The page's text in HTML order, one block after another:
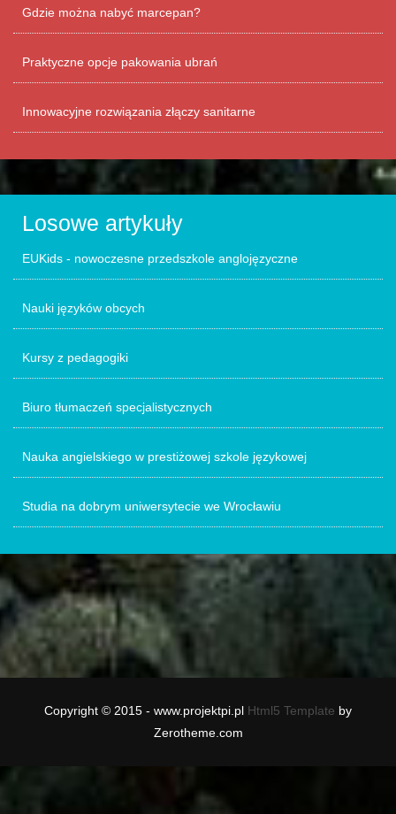
Gdzie można nabyć marcepan?
Praktyczne opcje pakowania ubrań
Innowacyjne rozwiązania złączy sanitarne
Losowe artykuły
EUKids - nowoczesne przedszkole anglojęzyczne
Nauki języków obcych
Kursy z pedagogiki
Biuro tłumaczeń specjalistycznych
Nauka angielskiego w prestiżowej szkole językowej
Studia na dobrym uniwersytecie we Wrocławiu
Copyright © 2015 - www.projektpi.pl Html5 Template by
Zerotheme.com